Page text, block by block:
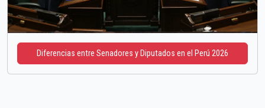
Diferencias entre Senadores y Diputados en el Perú 2026